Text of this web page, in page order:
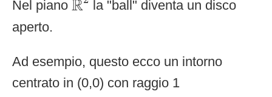
Nel piano R
la "ball" diventa un disco
aperto.
Ad esempio, questo ecco un intorno
centrato in (0,0) con raggio 1